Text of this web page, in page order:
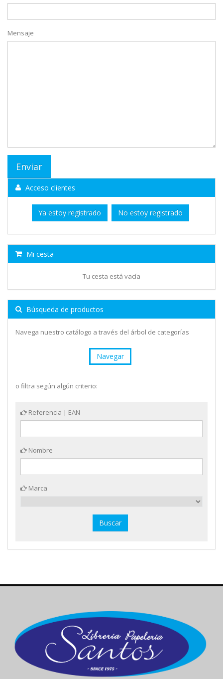
Mensaje
Acceso clientes
Ya estoy registrado No estoy registrado
Mi cesta
Tu cesta está vacía
Búsqueda de productos
Navega nuestro catálogo a través del árbol de categorías
Navegar
o filtra según algún criterio:
Referencia | EAN
Nombre
Marca